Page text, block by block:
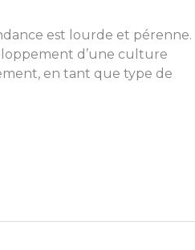
est lourde et pérenne.
d’une culture
en tant que type de